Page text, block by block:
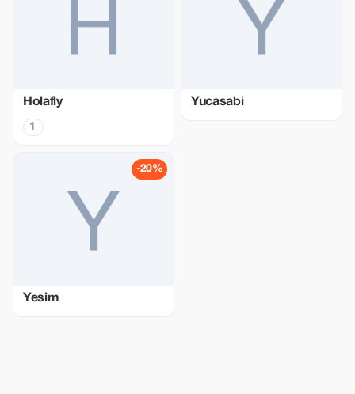
Holafly
1
Yucasabi
-20%
Yesim